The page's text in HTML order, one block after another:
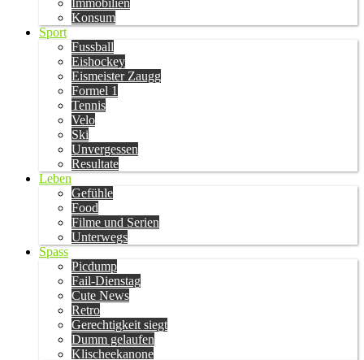
Immobilien
Konsum
Sport
Fussball
Eishockey
Eismeister Zaugg
Formel 1
Tennis
Velo
Ski
Unvergessen
Resultate
Leben
Gefühle
Food
Filme und Serien
Unterwegs
Spass
Picdump
Fail-Dienstag
Cute News
Retro
Gerechtigkeit siegt
Dumm gelaufen
Klischeekanone